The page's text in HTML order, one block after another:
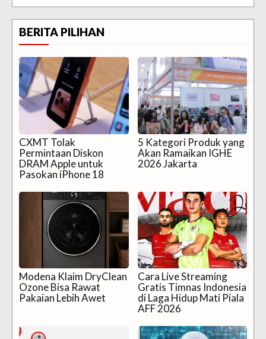
BERITA PILIHAN
CXMT Tolak
Permintaan Diskon
DRAM Apple untuk
Pasokan iPhone 18
5 Kategori Produk yang
Akan Ramaikan IGHE
2026 Jakarta
Modena Klaim DryClean
Ozone Bisa Rawat
Pakaian Lebih Awet
Cara Live Streaming
Gratis Timnas Indonesia
di Laga Hidup Mati Piala
AFF 2026